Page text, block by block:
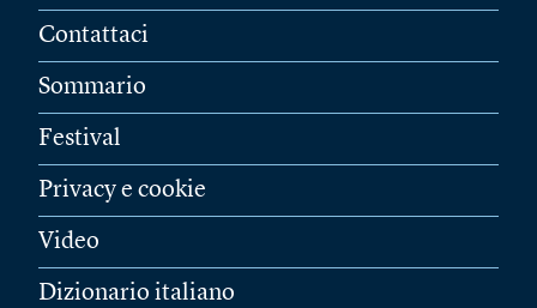
Contattaci
Sommario
Festival
Privacy e cookie
Video
Dizionario italiano